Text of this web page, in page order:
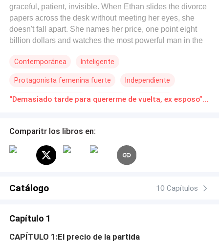
graceful, patient, invisible. When Ethan slides the divorce
papers across the desk without meeting her eyes, she
doesn't fall apart. She names her price, one point eight
billion dollars and watches the most powerful man in the
woman he wanted. Just the one he settled for, and settling
leaving. She's disappearing with a secret that will destroy
everything he thinks he knows about their marriage. But
The woman he dismissed as a quiet, lovesick wife has
go once, he won't make that mistake again. Some exits
come with consequences neither of them saw coming.
Contemporánea Inteligente
Protagonista femenina fuerte Independiente
Segunda Oportunidad Divorcio Embarazo “Demasiado tarde para quererme de vuelta, ex esposo” Novelas Online Descarga gratuita de PDF
Comparitr los libros en:
Catálogo 10 Capítulos
Capítulo 1
CAPÍTULO 1:El precio de la partida